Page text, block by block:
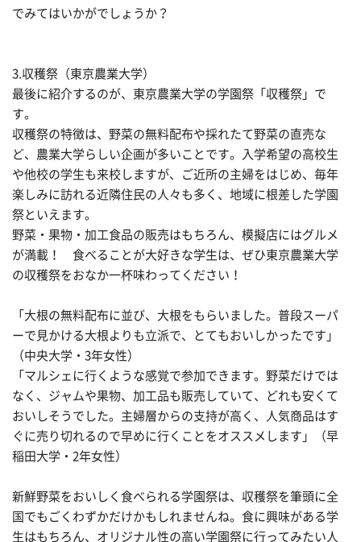
でみてはいかがでしょうか？
3.収穫祭（東京農業大学）
最後に紹介するのが、東京農業大学の学園祭「収穫祭」で
す。
収穫祭の特徴は、野菜の無料配布や採れたて野菜の直売な
ど、農業大学らしい企画が多いことです。入学希望の高校生
や他校の学生も来校しますが、ご近所の主婦をはじめ、毎年
楽しみに訪れる近隣住民の人々も多く、地域に根差した学園
祭といえます。
野菜・果物・加工食品の販売はもちろん、模擬店にはグルメ
が満載！ 食べることが大好きな学生は、ぜひ東京農業大学
の収穫祭をおなか一杯味わってください！
「大根の無料配布に並び、大根をもらいました。普段スーパ
ーで見かける大根よりも立派で、とてもおいしかったです」
（中央大学・3年女性）
「マルシェに行くような感覚で参加できます。野菜だけでは
なく、ジャムや果物、加工品も販売していて、どれも安くて
おいしそうでした。主婦層からの支持が高く、人気商品はす
ぐに売り切れるので早めに行くことをオススメします」（早
稲田大学・2年女性）
新鮮野菜をおいしく食べられる学園祭は、収穫祭を筆頭に全
国でもごくわずかだけかもしれませんね。食に興味がある学
生はもちろん、オリジナル性の高い学園祭に行ってみたい人